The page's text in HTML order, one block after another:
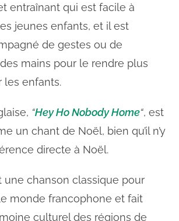
entraînant qui est facile à
jeunes enfants, et il est
de gestes ou de
mains pour le rendre plus
les enfants.
“Hey Ho Nobody Home“, est
un chant de Noël, bien qu’il n’y
directe à Noël.
une chanson classique pour
monde francophone et fait
culturel des régions de